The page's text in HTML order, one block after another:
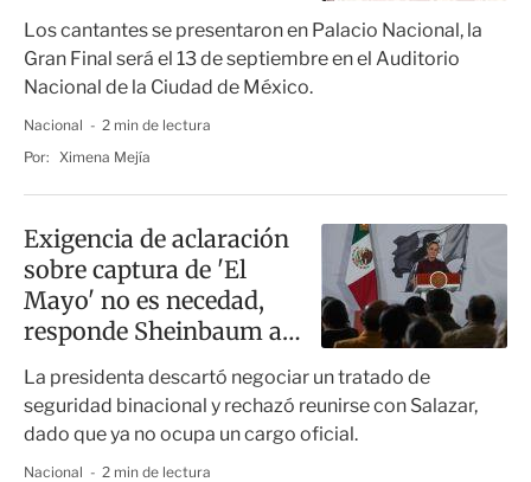
Los cantantes se presentaron en Palacio Nacional, la
Gran Final será el 13 de septiembre en el Auditorio
Nacional de la Ciudad de México.
Nacional
2 min de lectura
Por: Ximena Mejía
Exigencia de aclaración
sobre captura de 'El
Mayo' no es necedad,
responde Sheinbaum a
La presidenta descartó negociar un tratado de
seguridad binacional y rechazó reunirse con Salazar,
dado que ya no ocupa un cargo oficial.
Nacional
2 min de lectura